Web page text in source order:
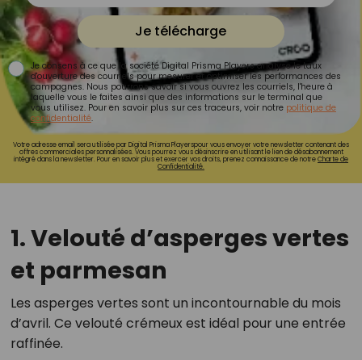
Je télécharge
Je consens à ce que la société Digital Prisma Players analyse le taux
d'ouverture des courriels pour mesurer et optimiser les performances des
campagnes. Nous pourrons savoir si vous ouvrez les courriels, l'heure à
laquelle vous le faites ainsi que des informations sur le terminal que
vous utilisez. Pour en savoir plus sur ces traceurs, voir notre politique de
confidentialité.
Votre adresse email sera utilisée par Digital Prisma Playerspour vous envoyer votre newsletter contenant des
offres commerciales personnalisées. Vous pourrez vous désinscrire en utilisant le lien de désabonnement
intégré dans la newsletter. Pour en savoir plus et exercer vos droits, prenez connaissance de notreCharte de
Confidentialité.
1. Velouté d’asperges vertes
et parmesan
Les asperges vertes sont un incontournable du mois
d’avril. Ce velouté crémeux est idéal pour une entrée
raffinée.